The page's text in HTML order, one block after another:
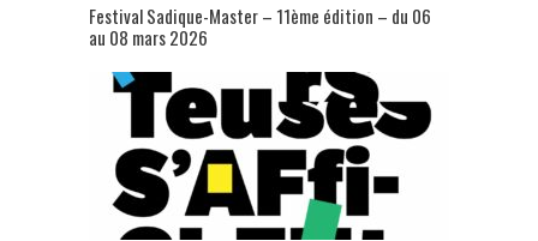
Festival Sadique-Master – 11ème édition – du 06
au 08 mars 2026